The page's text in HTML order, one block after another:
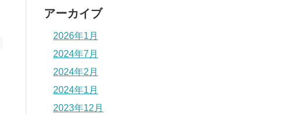
アーカイブ
2026年1月
2024年7月
2024年2月
2024年1月
2023年12月